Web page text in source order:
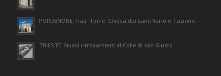
PORDENONE, fraz. Torre. Chiesa dei santi Ilario e Taziano.
TRIESTE. Nuovi ritrovamenti al Colle di san Giusto.